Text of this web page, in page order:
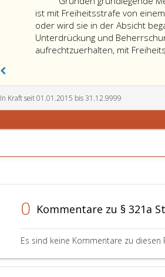
ist mit Freiheitsstrafe von
oder wird sie in der Absicht
Unterdrückung und
aufrechtzuerhalten, mit
In Kraft seit 01.01.2015 bis 31.12.9999
0 Kommentare zu § 321a
Es sind keine Kommentare zu diesen